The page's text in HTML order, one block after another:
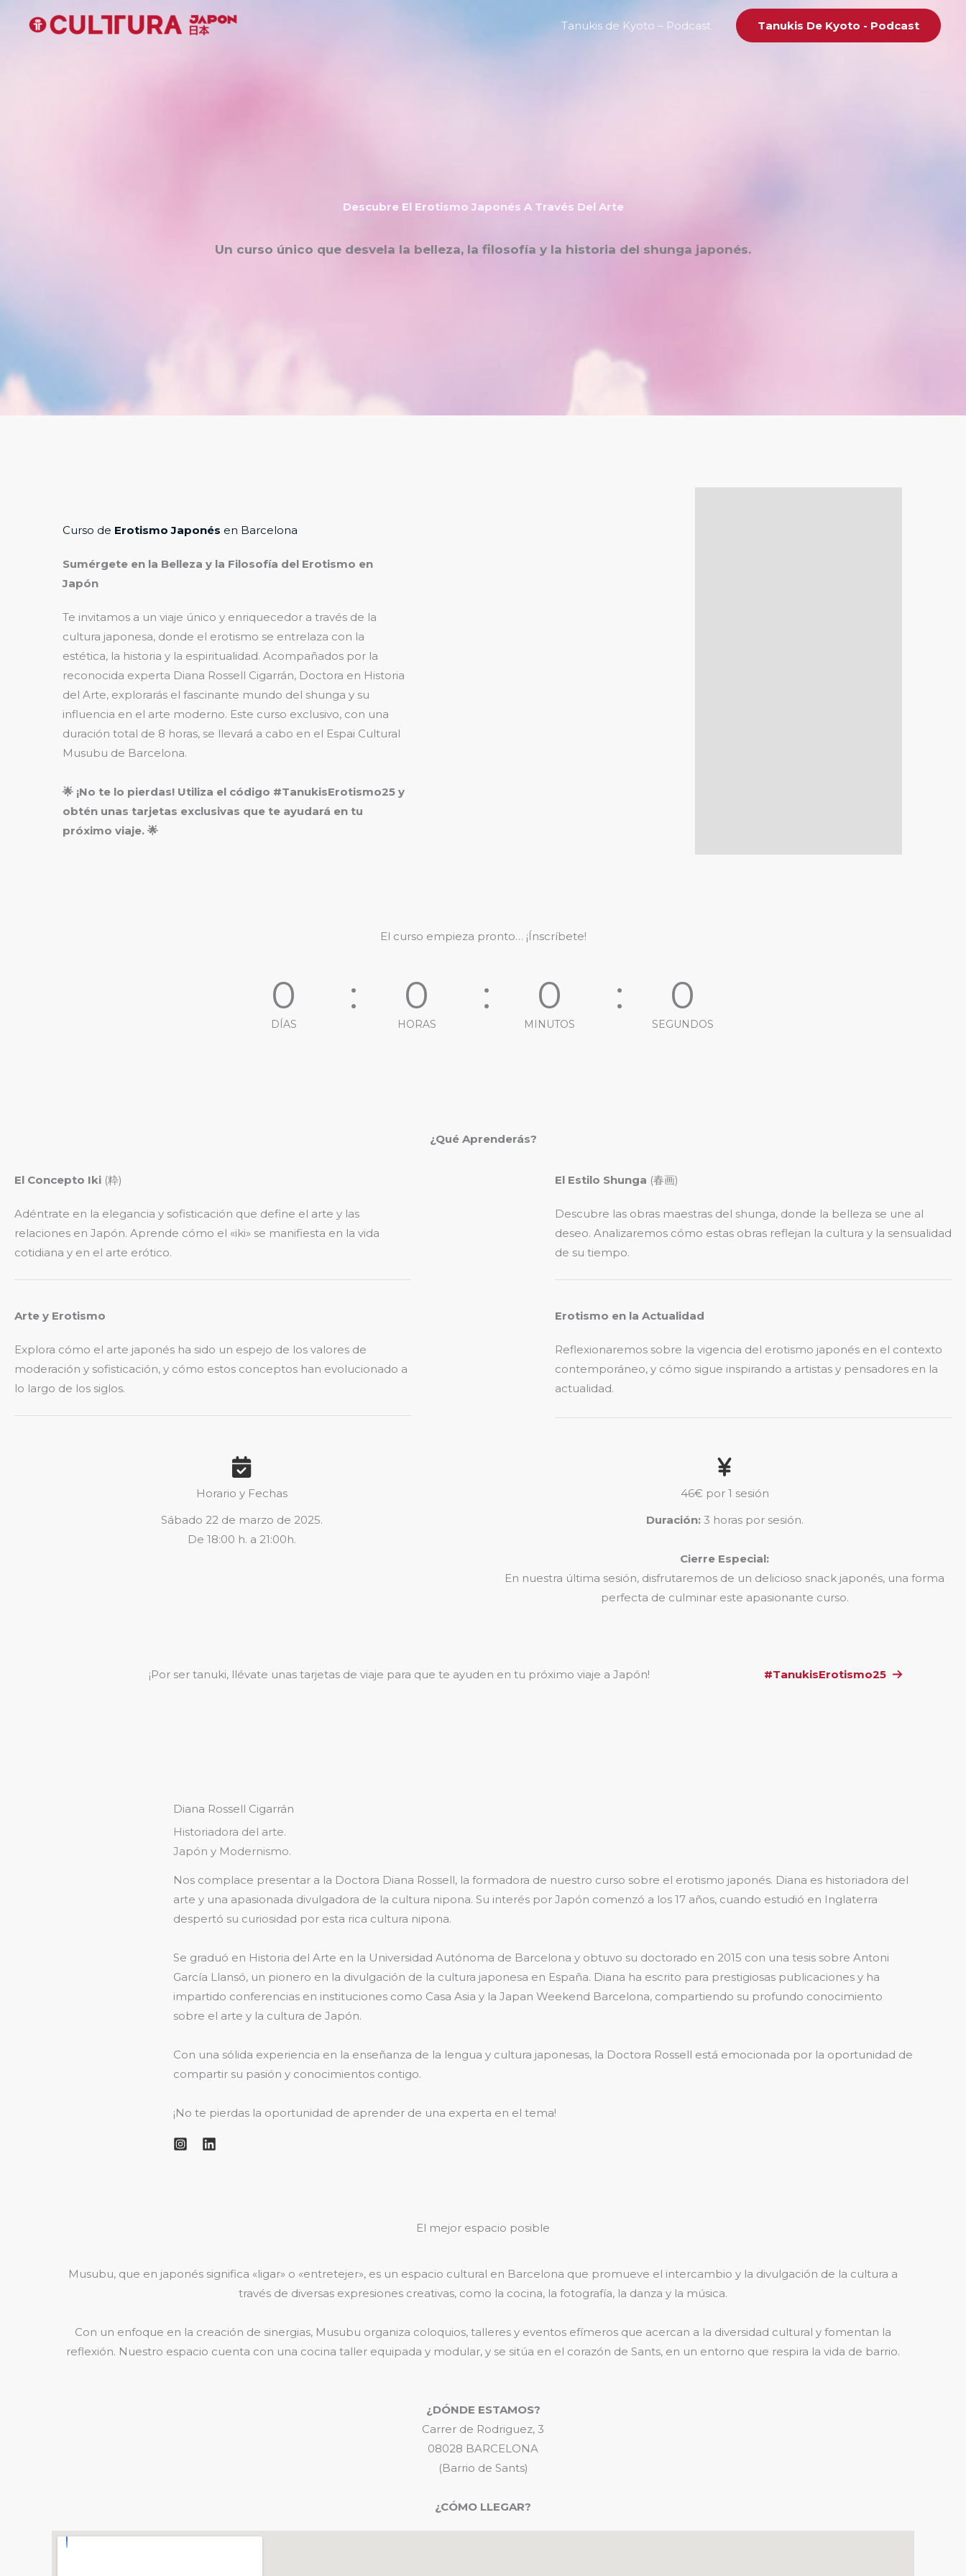
Tanukis de Kyoto – Podcast Tanukis De Kyoto - Podcast
Descubre El Erotismo Japonés A Través Del Arte
Un curso único que desvela la belleza, la filosofía y la historia del shunga japonés.
Curso de Erotismo Japonés ​en Barcelona
Sumérgete en la Belleza y la Filosofía del Erotismo en
Japón
Te invitamos a un viaje único y enriquecedor a través de la
cultura japonesa, donde el erotismo se entrelaza con la
estética, la historia y la espiritualidad. Acompañados por la
reconocida experta Diana Rossell Cigarrán, Doctora en Historia
del Arte, explorarás el fascinante mundo del shunga y su
influencia en el arte moderno. Este curso exclusivo, con una
duración total de 8 horas, se llevará a cabo en el Espai Cultural
Musubu de Barcelona.
🌟 ¡No te lo pierdas! Utiliza el código #TanukisErotismo25 y
obtén unas tarjetas exclusivas que te ayudará en tu
próximo viaje. 🌟
El curso empieza pronto… ¡Ínscríbete!
0
DÍAS
0
HORAS
0
MINUTOS
0
SEGUNDOS
¿Qué Aprenderás?
El Concepto Iki (粋)
Adéntrate en la elegancia y sofisticación que define el arte y las
relaciones en Japón. Aprende cómo el «iki» se manifiesta en la vida
cotidiana y en el arte erótico.
El Estilo Shunga (春画)
Descubre las obras maestras del shunga, donde la belleza se une al
deseo. Analizaremos cómo estas obras reflejan la cultura y la sensualidad
de su tiempo.
Arte y Erotismo
Explora cómo el arte japonés ha sido un espejo de los valores de
moderación y sofisticación, y cómo estos conceptos han evolucionado a
lo largo de los siglos.
Erotismo en la Actualidad
Reflexionaremos sobre la vigencia del erotismo japonés en el contexto
contemporáneo, y cómo sigue inspirando a artistas y pensadores en la
actualidad.
Horario y Fechas
Sábado 22 de marzo de 2025.
De 18:00 h. a 21:00h.
46€ por 1 sesión
Duración:3 horas por sesión.
Cierre Especial:
En nuestra última sesión, disfrutaremos de un delicioso snack japonés, una forma
perfecta de culminar este apasionante curso.
¡Por ser tanuki, llévate unas tarjetas de viaje para que te ayuden en tu próximo viaje a Japón! #TanukisErotismo25
Diana Rossell Cigarrán
Historiadora del arte.
Japón y Modernismo.
Nos complace presentar a la Doctora Diana Rossell, la formadora de nuestro curso sobre el erotismo japonés. Diana es historiadora del
arte y una apasionada divulgadora de la cultura nipona. Su interés por Japón comenzó a los 17 años, cuando estudió en Inglaterra
despertó su curiosidad por esta rica cultura nipona.
Se graduó en Historia del Arte en la Universidad Autónoma de Barcelona y obtuvo su doctorado en 2015 con una tesis sobre Antoni
García Llansó, un pionero en la divulgación de la cultura japonesa en España. Diana ha escrito para prestigiosas publicaciones y ha
impartido conferencias en instituciones como Casa Asia y la Japan Weekend Barcelona, compartiendo su profundo conocimiento
sobre el arte y la cultura de Japón.
Con una sólida experiencia en la enseñanza de la lengua y cultura japonesas, la Doctora Rossell está emocionada por la oportunidad de
compartir su pasión y conocimientos contigo.
¡No te pierdas la oportunidad de aprender de una experta en el tema!
El mejor espacio posible
Musubu, que en japonés significa «ligar» o «entretejer», es un espacio cultural en Barcelona que promueve el intercambio y la divulgación de la cultura a
través de diversas expresiones creativas, como la cocina, la fotografía, la danza y la música.
Con un enfoque en la creación de sinergias, Musubu organiza coloquios, talleres y eventos efímeros que acercan a la diversidad cultural y fomentan la
reflexión. Nuestro espacio cuenta con una cocina taller equipada y modular, y se sitúa en el corazón de Sants, en un entorno que respira la vida de barrio.
¿DÓNDE ESTAMOS?
Carrer de Rodriguez, 3
08028 BARCELONA
(Barrio de Sants)
¿CÓMO LLEGAR?